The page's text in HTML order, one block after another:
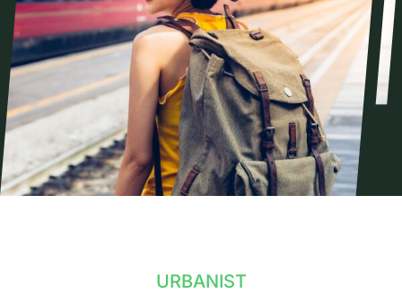
URBANIST